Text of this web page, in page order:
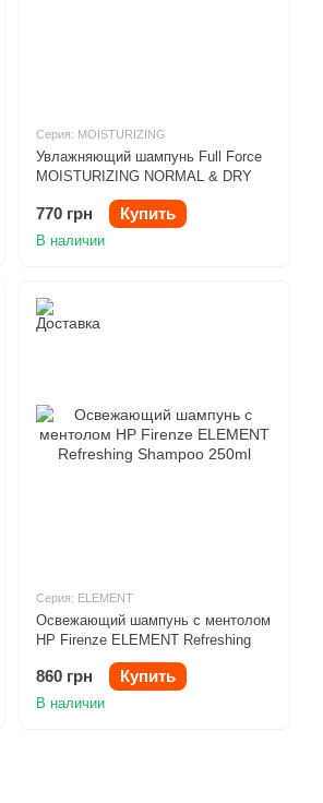
Серия: MOISTURIZING
Увлажняющий шампунь Full Force
MOISTURIZING NORMAL & DRY
770 грн Купить
В наличии
Серия: ELEMENT
Освежающий шампунь с ментолом
HP Firenze ELEMENT Refreshing
Shampoo 250ml
860 грн Купить
В наличии